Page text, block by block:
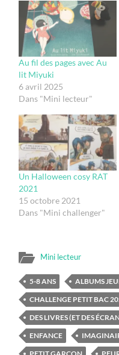
Au fil des pages avec Au
lit Miyuki
6 avril 2025
Dans "Mini lecteur"
Un Halloween cosy RAT
2021
15 octobre 2021
Dans "Mini challenger"
Mini lecteur
5-8 ANS ALBUMS
CHALLENGE PETIT BAC
DES LIVRES (ET DES
ENFANCE